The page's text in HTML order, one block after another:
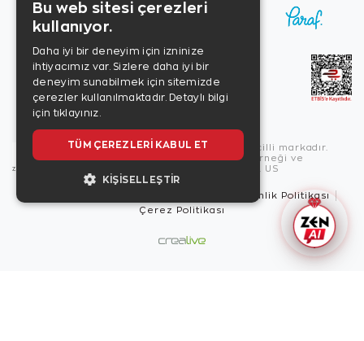
Copyright © 2026, Zen Diamond tescilli markadır.
Zen Diamond Birleşmiş Markalar Derneği ve
Turquality Destek Programı üyesidir. US
Güvenlik Politikası
Çerez Politikası
Bu web sitesi çerezleri
kullanıyor.
Daha iyi bir deneyim için izninize
ihtiyacımız var. Sizlere daha iyi bir
deneyim sunabilmek için sitemizde
çerezler kullanılmaktadır. Detaylı bilgi
için tıklayınız.
TÜM ÇEREZLERI KABUL ET
KIŞISELLEŞTIR